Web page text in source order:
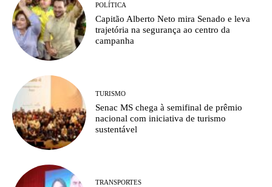
POLÍTICA
Capitão Alberto Neto mira Senado e leva
trajetória na segurança ao centro da
campanha
TURISMO
Senac MS chega à semifinal de prêmio
nacional com iniciativa de turismo
sustentável
TRANSPORTES